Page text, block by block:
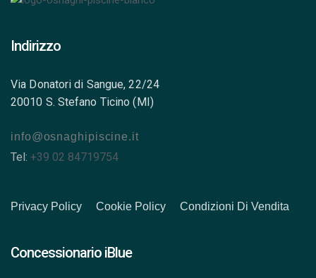
Indirizzo
Via Donatori di Sangue, 22/24
20010 S. Stefano Ticino (MI)
info@osnaghipiscine.it
Tel: +39 02 84719754
Privacy Policy Cookie Policy Condizioni Di Vendita
Concessionario iBlue